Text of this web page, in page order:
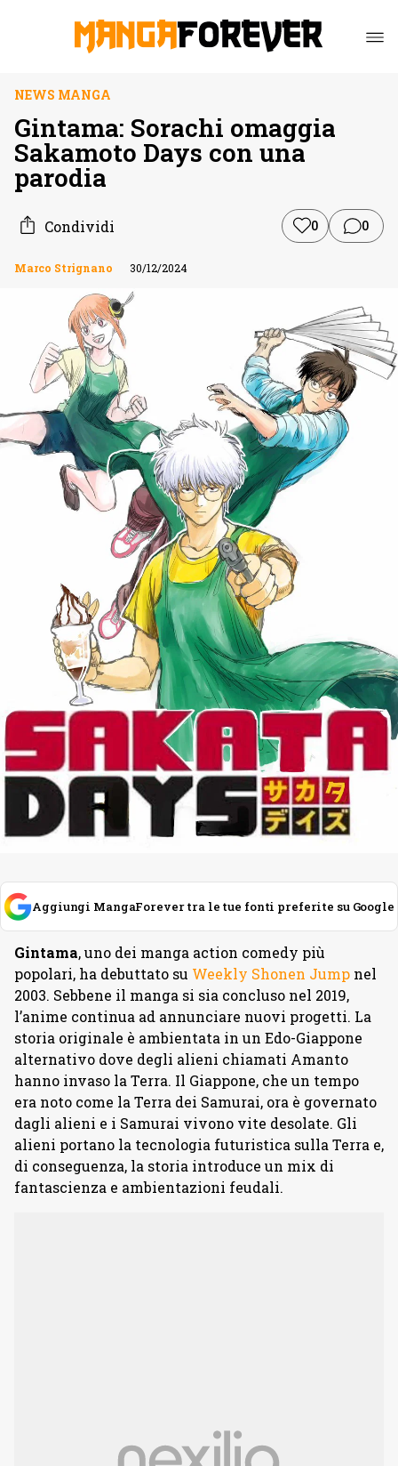
NEWS MANGA
Gintama: Sorachi omaggia
Sakamoto Days con una
parodia
Condividi 0 0
Marco Strignano 30/12/2024
Aggiungi MangaForever tra le tue fonti preferite su Google
Gintama, uno dei manga action comedy più
popolari, ha debuttato su Weekly Shonen Jump nel
2003. Sebbene il manga si sia concluso nel 2019,
l’anime continua ad annunciare nuovi progetti. La
storia originale è ambientata in un Edo-Giappone
alternativo dove degli alieni chiamati Amanto
hanno invaso la Terra. Il Giappone, che un tempo
era noto come la Terra dei Samurai, ora è governato
dagli alieni e i Samurai vivono vite desolate. Gli
alieni portano la tecnologia futuristica sulla Terra e,
di conseguenza, la storia introduce un mix di
fantascienza e ambientazioni feudali.